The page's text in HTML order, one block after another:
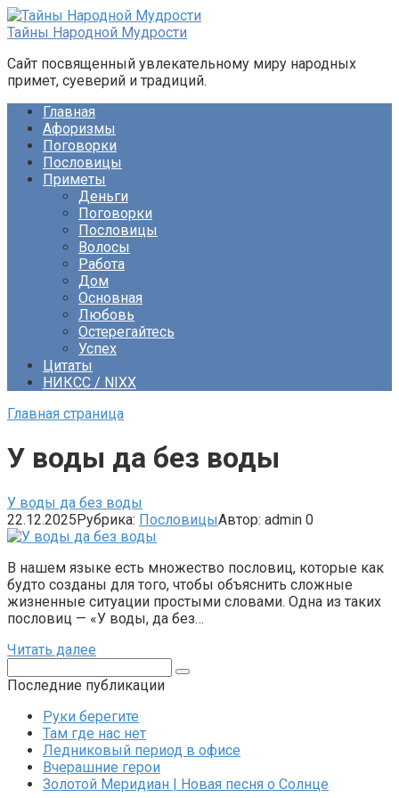
Перейти
к
Тайны Народной Мудрости
Сайт посвященный увлекательному миру народных
примет, суеверий и традиций.
Главная
Афоризмы
Поговорки
Пословицы
Приметы
Деньги
Поговорки
Пословицы
Волосы
Работа
Дом
Основная
Любовь
Остерегайтесь
Успех
Цитаты
НИКСС / NIXX
Главная страница
У воды да без воды
У воды да без воды
22.12.2025Рубрика: ПословицыАвтор: admin 0
В нашем языке есть множество пословиц, которые как
будто созданы для того, чтобы объяснить сложные
жизненные ситуации простыми словами. Одна из таких
пословиц — «У воды, да без…
Читать далее
Последние публикации
Руки берегите
Там где нас нет
Ледниковый период в офисе
Вчерашние герои
Золотой Меридиан | Новая песня о Солнце